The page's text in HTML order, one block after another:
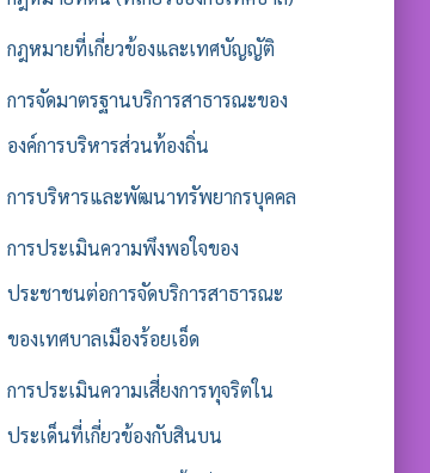
กฎหมายที่เกี่ยวข้องและเทศบัญญัติ
การจัดมาตรฐานบริการสาธารณะของ
องค์การบริหารส่วนท้องถิ่น
การบริหารและพัฒนาทรัพยากรบุคคล
การประเมินความพึงพอใจของ
ประชาชนต่อการจัดบริการสาธารณะ
ของเทศบาลเมืองร้อยเอ็ด
การประเมินความเสี่ยงการทุจริตใน
ประเด็นที่เกี่ยวข้องกับสินบน